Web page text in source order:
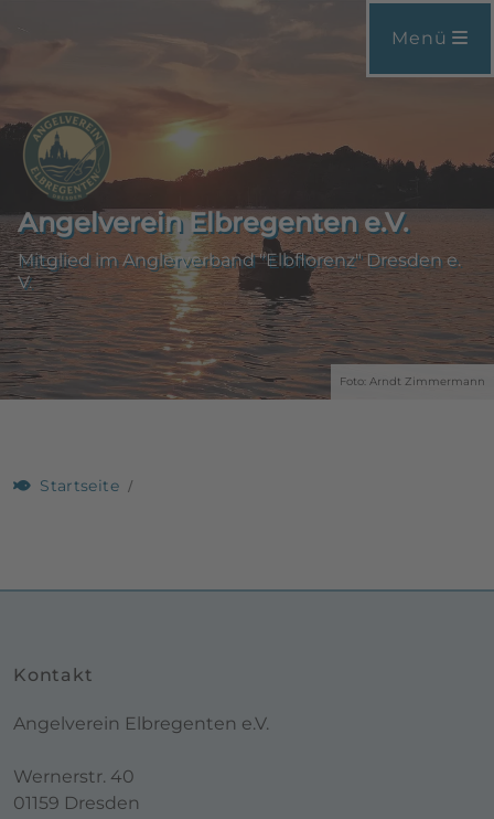
Foto: Arndt Zimmermann
Menü
Angelverein Elbregenten e.V.
Mitglied im Anglerverband "Elbflorenz" Dresden e.
V.
Startseite
Kontakt
Angelverein Elbregenten e.V.
Wernerstr. 40
01159 Dresden